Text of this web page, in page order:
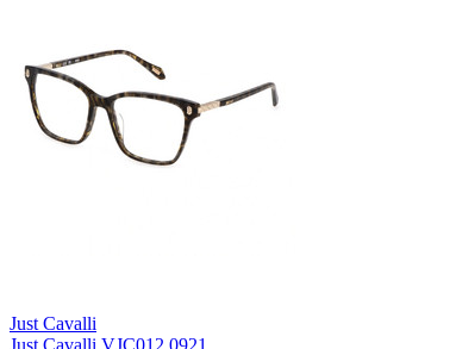
Just Cavalli
Just Cavalli VJC012 0921